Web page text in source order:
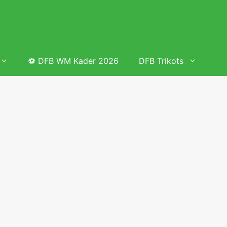
⚽ DFB WM Kader 2026 DFB Trikots